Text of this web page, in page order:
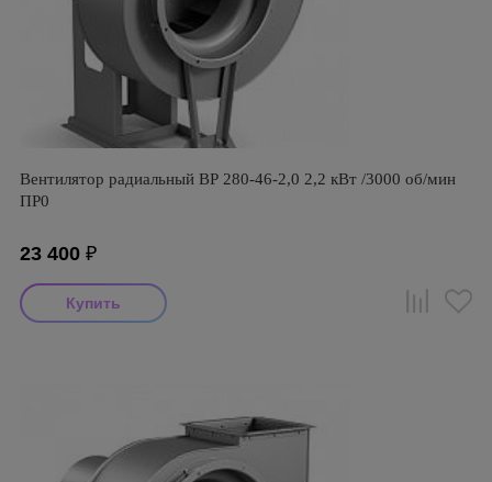
Вентилятор радиальный ВР 280-46-2,0 2,2 кВт /3000 об/мин
ПР0
23 400 ₽